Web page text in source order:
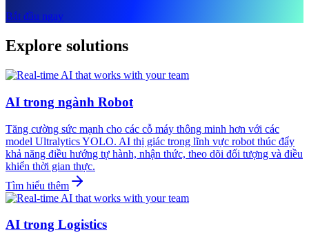
Bắt đầu ngay
Explore solutions
AI trong ngành Robot
Tăng cường sức mạnh cho các cỗ máy thông minh hơn với các
model Ultralytics YOLO. AI thị giác trong lĩnh vực robot thúc đẩy
khả năng điều hướng tự hành, nhận thức, theo dõi đối tượng và điều
khiển thời gian thực.
Tìm hiểu thêm
AI trong Logistics